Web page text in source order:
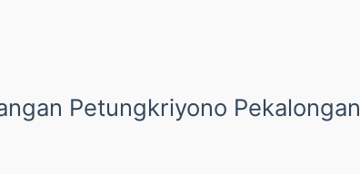
Petungkriyono Pekalongan